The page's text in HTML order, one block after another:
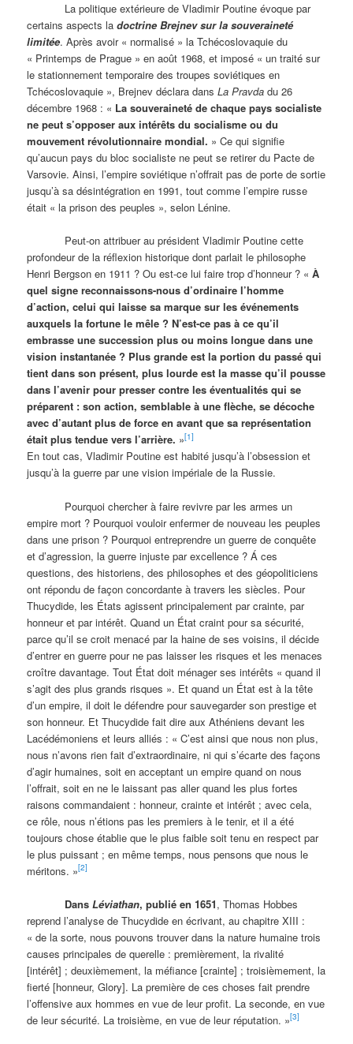
La politique extérieure de Vladimir Poutine évoque par
certains aspects ladoctrine Brejnev sur la souveraineté
limitée. Après avoir « normalisé » la Tchécoslovaquie du
« Printemps de Prague » en août 1968, et imposé « un traité sur
le stationnement temporaire des troupes soviétiques en
Tchécoslovaquie », Brejnev déclara dansLa Pravda du 26
décembre 1968 : « La souveraineté de chaque pays socialiste
ne peut s’opposer aux intérêts du socialisme ou du
mouvement révolutionnaire mondial. » Ce qui signifie
qu’aucun pays du bloc socialiste ne peut se retirer du Pacte de
Varsovie. Ainsi, l’empire soviétique n’offrait pas de porte de sortie
jusqu’à sa désintégration en 1991, tout comme l’empire russe
était « la prison des peuples », selon Lénine.
Peut-on attribuer au président Vladimir Poutine cette
profondeur de la réflexion historique dont parlait le philosophe
Henri Bergson en 1911 ? Ou est-ce lui faire trop d’honneur ? «À
quel signe reconnaissons-nous d’ordinaire l’homme
d’action, celui qui laisse sa marque sur les événements
auxquels la fortune le mêle ? N’est-ce pas à ce qu’il
embrasse une succession plus ou moins longue dans une
vision instantanée ? Plus grande est la portion du passé qui
tient dans son présent, plus lourde est la masse qu’il pousse
dans l’avenir pour presser contre les éventualités qui se
préparent : son action, semblable à une flèche, se décoche
avec d’autant plus de force en avant que sa représentation
était plus tendue vers l’arrière. »[1]
En tout cas, Vladimir Poutine est habité jusqu’à l’obsession et
jusqu’à la guerre par une vision impériale de la Russie.
Pourquoi chercher à faire revivre par les armes un
empire mort ? Pourquoi vouloir enfermer de nouveau les peuples
dans une prison ? Pourquoi entreprendre un guerre de conquête
et d’agression, la guerre injuste par excellence ? Á ces
questions, des historiens, des philosophes et des géopoliticiens
ont répondu de façon concordante à travers les siècles. Pour
Thucydide, les États agissent principalement par crainte, par
honneur et par intérêt. Quand un État craint pour sa sécurité,
parce qu’il se croit menacé par la haine de ses voisins, il décide
d’entrer en guerre pour ne pas laisser les risques et les menaces
croître davantage. Tout État doit ménager ses intérêts « quand il
s’agit des plus grands risques ». Et quand un État est à la tête
d’un empire, il doit le défendre pour sauvegarder son prestige et
son honneur. Et Thucydide fait dire aux Athéniens devant les
Lacédémoniens et leurs alliés : « C’est ainsi que nous non plus,
nous n’avons rien fait d’extraordinaire, ni qui s’écarte des façons
d’agir humaines, soit en acceptant un empire quand on nous
l’offrait, soit en ne le laissant pas aller quand les plus fortes
raisons commandaient : honneur, crainte et intérêt ; avec cela,
ce rôle, nous n’étions pas les premiers à le tenir, et il a été
toujours chose établie que le plus faible soit tenu en respect par
le plus puissant ; en même temps, nous pensons que nous le
méritons. »[2]
DansLéviathan, publié en 1651, Thomas Hobbes
reprend l’analyse de Thucydide en écrivant, au chapitre XIII :
« de la sorte, nous pouvons trouver dans la nature humaine trois
causes principales de querelle : premièrement, la rivalité
[intérêt] ; deuxièmement, la méfiance [crainte] ; troisièmement, la
fierté [honneur, Glory]. La première de ces choses fait prendre
l’offensive aux hommes en vue de leur profit. La seconde, en vue
de leur sécurité. La troisième, en vue de leur réputation. »[3]